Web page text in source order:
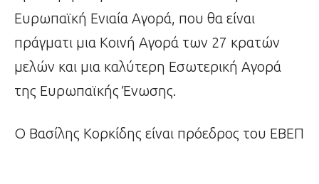
Ευρωπαϊκή Ενιαία Αγορά, που θα είναι
πράγματι μια Κοινή Αγορά των 27 κρατών
μελών και μια καλύτερη Εσωτερική Αγορά
της Ευρωπαϊκής Ένωσης.
Ο Βασίλης Κορκίδης είναι πρόεδρος του ΕΒΕΠ